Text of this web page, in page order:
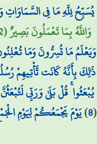
يُسَبِّحُ لِلَّهِ مَا فِي
وَاللَّهُ بِمَا تَعْمَلُونَ بَصِيرٌ (2)
وَيَعْلَمُ مَا تُسِرُّونَ وَمَا
ذَٰلِكَ بِأَنَّهُ كَانَت تَّأْتِيهِمْ
يُبْعَثُوا ۚ قُلْ بَلَىٰ وَرَبِّي
(
8
)يَوْمَ يَجْمَعُكُمْ لِيَوْمِ